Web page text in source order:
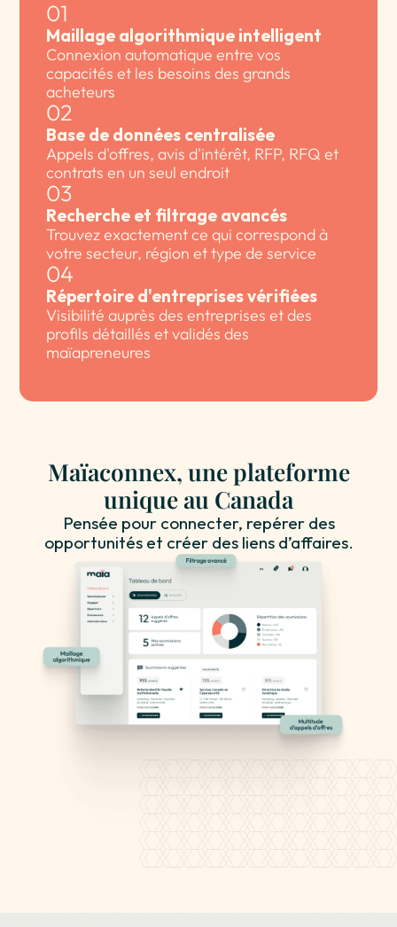
01
Maillage algorithmique intelligent
Connexion automatique entre vos
capacités et les besoins des grands
acheteurs
02
Base de données centralisée
Appels d'offres, avis d'intérêt, RFP, RFQ et
contrats en un seul endroit
03
Recherche et filtrage avancés
Trouvez exactement ce qui correspond à
votre secteur, région et type de service
04
Répertoire d'entreprises vérifiées
Visibilité auprès des entreprises et des
profils détaillés et validés des
maïapreneures
Maïaconnex, une plateforme
unique au Canada
Pensée pour connecter, repérer des
opportunités et créer des liens d’affaires.